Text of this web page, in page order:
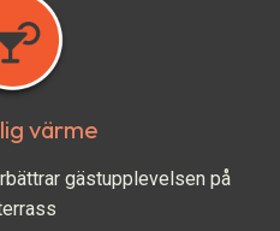
värme
gästupplevelsen på